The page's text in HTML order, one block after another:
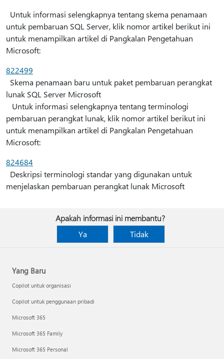
Untuk informasi selengkapnya tentang skema penamaan
untuk pembaruan SQL Server, klik nomor artikel berikut ini
untuk menampilkan artikel di Pangkalan Pengetahuan
Microsoft:
822499
Skema penamaan baru untuk paket pembaruan perangkat
lunak SQL Server Microsoft
Untuk informasi selengkapnya tentang terminologi
pembaruan perangkat lunak, klik nomor artikel berikut ini
untuk menampilkan artikel di Pangkalan Pengetahuan
Microsoft:
824684
Deskripsi terminologi standar yang digunakan untuk
menjelaskan pembaruan perangkat lunak Microsoft
Apakah informasi ini membantu?
Ya
Tidak
Yang Baru
Copilot untuk organisasi
Copilot untuk penggunaan pribadi
Microsoft 365
Microsoft 365 Family
Microsoft 365 Personal